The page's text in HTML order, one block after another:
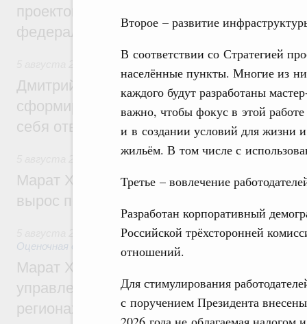
Второе – развитие
В соответствии со Стратегией
населённые пункты. Многие из
каждого будут разработаны
важно, чтобы фокус в этой
и в создании условий для жизни
жильём. В том числе с
Третье – вовлечение
Разработан корпоративный
Российской трёхсторонней
отношений.
Для стимулирования
с поручением Президента
проектов института кураторства в
федеральном округе
Дмитрий Чернышенко: Всемирный
сформировал целое сообщество людей,
себя ответственность за будущее
Марат Хуснуллин: Ввод нежилых зданий
вырос почти на треть
Земельные отношения. Кадастровая
Оценочная деятельность
Марат Хуснуллин: По решению
управление «ДОМ.РФ» перейдёт более
регионах